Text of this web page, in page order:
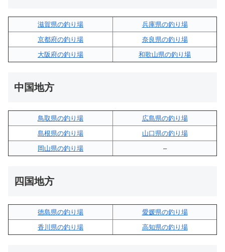
滋賀県の釣り場
兵庫県の釣り場
京都府の釣り場
奈良県の釣り場
大阪府の釣り場
和歌山県の釣り場
中国地方
鳥取県の釣り場
広島県の釣り場
島根県の釣り場
山口県の釣り場
岡山県の釣り場
–
四国地方
徳島県の釣り場
愛媛県の釣り場
香川県の釣り場
高知県の釣り場